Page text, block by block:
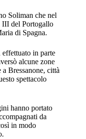
Soliman che nel
III del Portogallo
di Spagna.
in parte
alcune zone
Bressanone, città
spettacolo
hanno portato
da
in modo